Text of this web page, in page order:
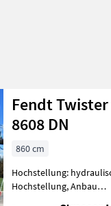
Fendt Twister
8608 DN
860 cm
Hochstellung:
Hochstellung, Anbau